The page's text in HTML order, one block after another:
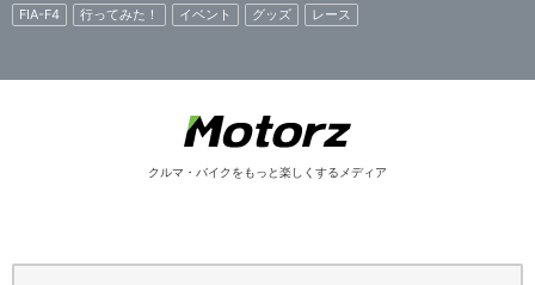
FIA-F4
行ってみた！ イベント グッズ レース
クルマ・バイクをもっと楽しくするメディア